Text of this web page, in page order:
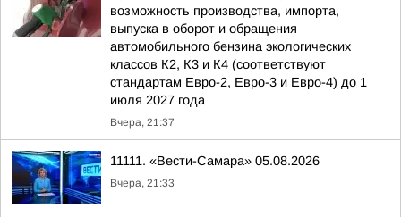
возможность производства, импорта,
выпуска в оборот и обращения
автомобильного бензина экологических
классов К2, К3 и К4 (соответствуют
стандартам Евро-2, Евро-3 и Евро-4) до 1
июля 2027 года
Вчера, 21:37
11111. «Вести-Самара» 05.08.2026
Вчера, 21:33